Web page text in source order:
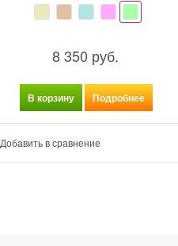
8 350 руб.
В корзину Подробнее
Добавить в сравнение